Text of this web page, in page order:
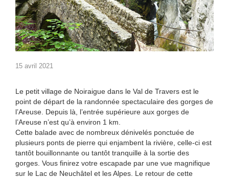
15 avril 2021
Le petit village de Noiraigue dans le Val de Travers est le
point de départ de la randonnée spectaculaire des gorges de
l’Areuse. Depuis là, l’entrée supérieure aux gorges de
l’Areuse n’est qu’à environ 1 km.
Cette balade avec de nombreux dénivelés ponctuée de
plusieurs ponts de pierre qui enjambent la rivière, celle-ci est
tantôt bouillonnante ou tantôt tranquille à la sortie des
gorges. Vous finirez votre escapade par une vue magnifique
sur le Lac de Neuchâtel et les Alpes. Le retour de cette